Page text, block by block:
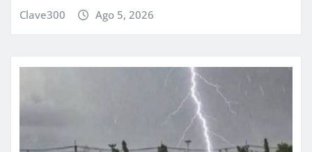
Clave300 Ago 5, 2026